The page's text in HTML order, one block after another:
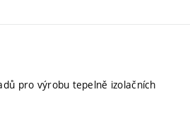
pro výrobu tepelně izolačních